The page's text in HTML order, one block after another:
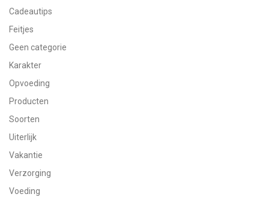
Cadeautips
Feitjes
Geen categorie
Karakter
Opvoeding
Producten
Soorten
Uiterlijk
Vakantie
Verzorging
Voeding